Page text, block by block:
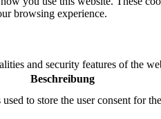
browsing experience.
and security features of the
Beschreibung
to store the user consent for